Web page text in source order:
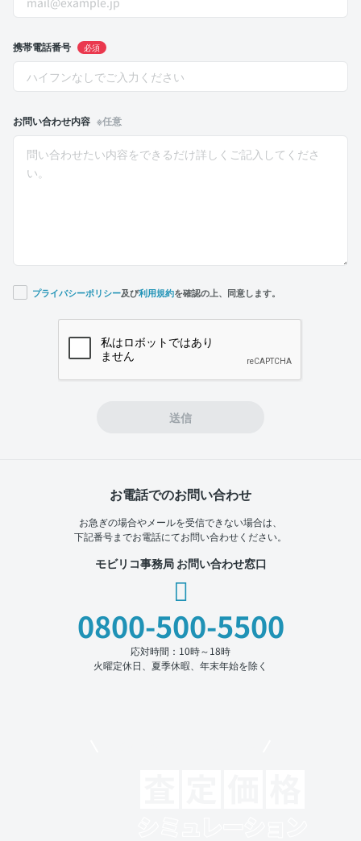
携帯電話番号 必須
お問い合わせ内容 ※任意
プライバシーポリシー及び利用規約を確認の上、同意します。
送信
お電話でのお問い合わせ
お急ぎの場合やメールを受信できない場合は、
下記番号までお電話にてお問い合わせください。
モビリコ事務局 お問い合わせ窓口
0800-500-5500
応対時間：10時～18時
火曜定休日、夏季休暇、年末年始を除く